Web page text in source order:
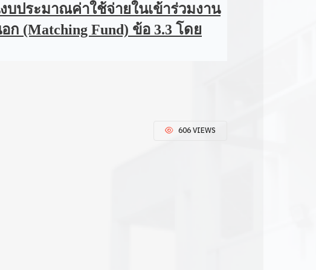
ประมาณค่าใช้จ่ายในเข้าร่วมงาน
(Matching Fund) ข้อ 3.3 โดย
606 VIEWS